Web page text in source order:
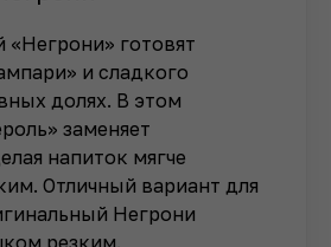
«Негрони» готовят
и сладкого
долях. В этом
заменяет
напиток мягче
Отличный вариант для
Негрони
резким.